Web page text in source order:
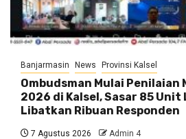
Banjarmasin News Provinsi Kalsel
Ombudsman Mulai
2026 di Kalsel, Sasar 85 Unit
Libatkan Ribuan Responden
7 Agustus 2026 Admin 4